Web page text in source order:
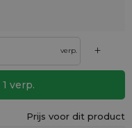
verp. +
1 verp.
Prijs voor dit product